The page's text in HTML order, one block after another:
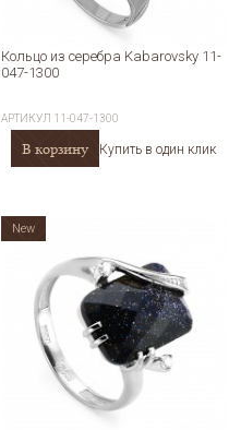
Кольцо из серебра Kabarovsky 11-
047-1300
АРТИКУЛ 11-047-1300
В корзину Купить в один клик
New